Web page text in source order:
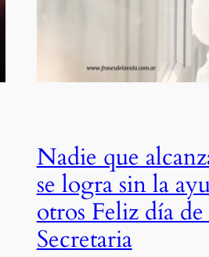
Nadie que
se logra sin la
otros Feliz día de
Secretaria